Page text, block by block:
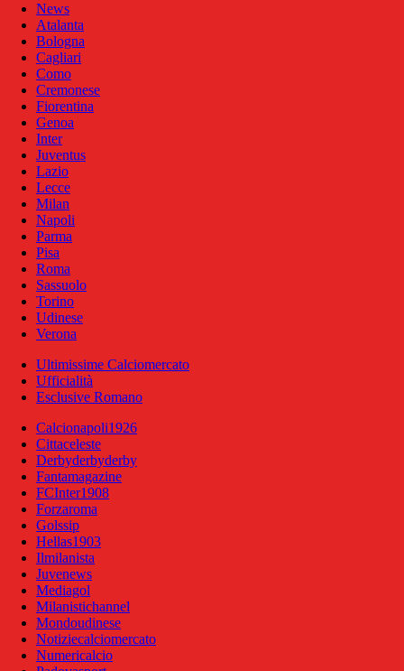
News
Atalanta
Bologna
Cagliari
Como
Cremonese
Fiorentina
Genoa
Inter
Juventus
Lazio
Lecce
Milan
Napoli
Parma
Pisa
Roma
Sassuolo
Torino
Udinese
Verona
Ultimissime Calciomercato
Ufficialità
Esclusive Romano
Calcionapoli1926
Cittaceleste
Derbyderbyderby
Fantamagazine
FCInter1908
Forzaroma
Golssip
Hellas1903
Ilmilanista
Juvenews
Mediagol
Milanistichannel
Mondoudinese
Notiziecalciomercato
Numericalcio